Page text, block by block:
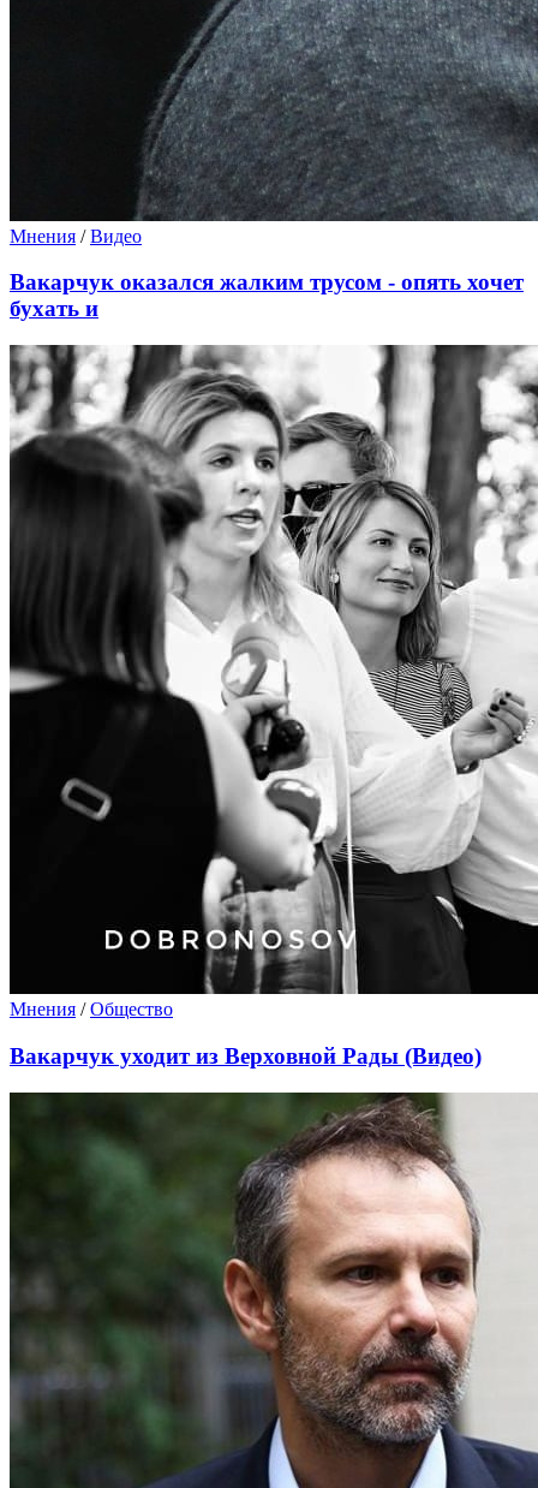
Мнения /Видео
Вакарчук оказался жалким трусом - опять хочет
бухать и
Мнения /Общество
Вакарчук уходит из Верховной Рады (Видео)